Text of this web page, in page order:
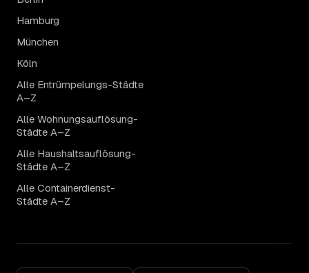
Hamburg
München
Köln
Alle Entrümpelungs-Städte
A–Z
Alle Wohnungsauflösung-
Städte A–Z
Alle Haushaltsauflösung-
Städte A–Z
Alle Containerdienst-
Städte A–Z